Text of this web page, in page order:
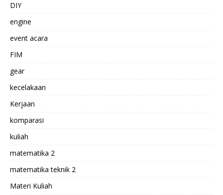
DIY
engine
event acara
FIM
gear
kecelakaan
Kerjaan
komparasi
kuliah
matematika 2
matematika teknik 2
Materi Kuliah